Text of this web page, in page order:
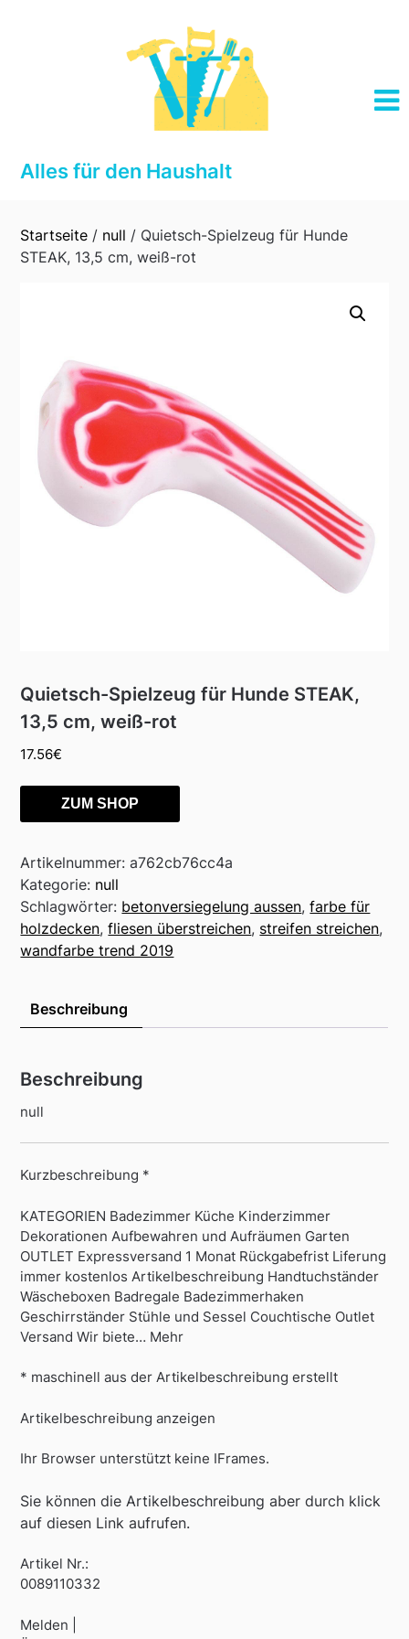
Alles für den Haushalt
Startseite / null / Quietsch-Spielzeug für Hunde
STEAK, 13,5 cm, weiß-rot
Quietsch-Spielzeug für Hunde STEAK,
13,5 cm, weiß-rot
17.56€
ZUM SHOP
Artikelnummer:a762cb76cc4a
Kategorie: null
Schlagwörter: betonversiegelung aussen,farbe für
holzdecken,fliesen überstreichen, streifen streichen,
wandfarbe trend 2019
Beschreibung
Beschreibung
null
Kurzbeschreibung *
KATEGORIEN Badezimmer Küche Kinderzimmer
Dekorationen Aufbewahren und Aufräumen Garten
OUTLET Expressversand 1 Monat Rückgabefrist Liferung
immer kostenlos Artikelbeschreibung Handtuchständer
Wäscheboxen Badregale Badezimmerhaken
Geschirrständer Stühle und Sessel Couchtische Outlet
Versand Wir biete… Mehr
* maschinell aus der Artikelbeschreibung erstellt
Artikelbeschreibung anzeigen
Ihr Browser unterstützt keine IFrames.
Sie können die Artikelbeschreibung aber durch klick
auf diesen Link aufrufen.
Artikel Nr.:
0089110332
Melden |